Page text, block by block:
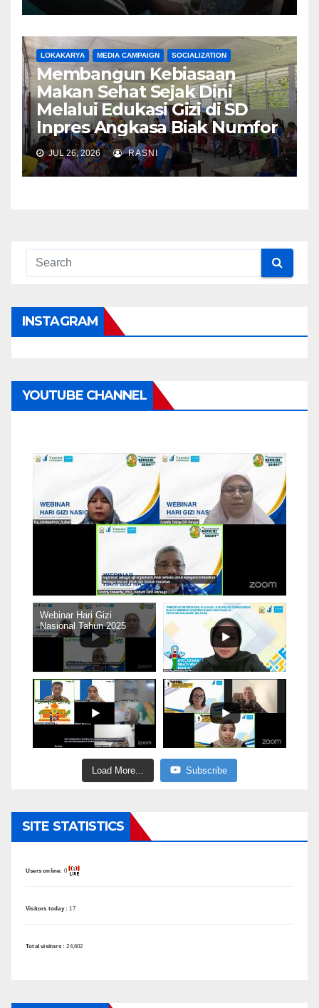
LOKAKARYA MEDIA CAMPAIGN SOCIALIZATION
Membangun Kebiasaan
Makan Sehat Sejak Dini
Melalui Edukasi Gizi di SD
Inpres Angkasa Biak Numfor
JUL 26, 2026 RASNI
INSTAGRAM
YOUTUBE CHANNEL
Webinar Hari Gizi
Nasional Tahun 2025
Load More... Subscribe
SITE STATISTICS
Users online: 0
Visitors today :17
Total visitors :24,602